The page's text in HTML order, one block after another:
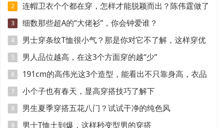
2
连帽卫衣个个都在穿，怎样才能脱颖而出？陈伟霆做了
示范
3 细数那些超A的“大佬衫”，你会钟爱谁？
4
男士穿条纹T恤很小气？那是你对它不了解，这样穿优
雅时髦
5 男人品位越高，在这3个方面穿的越“少”
6
191cm的高伟光这3个造型，能看出不只靠身高，衣品
很好
7 小个子也有春天，显高穿搭技巧了解下
8 男生夏季穿搭五花八门？试试干净的纯色风
9 男士T恤土到爆，这样秒变型男的穿搭